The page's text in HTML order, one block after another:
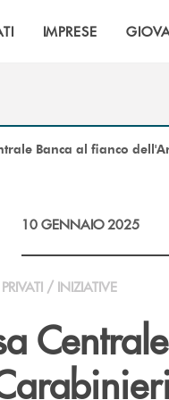
IMPRESE
Banca al fianco
10 GENNAIO 2025
PRIVATI / INIZIATIVE